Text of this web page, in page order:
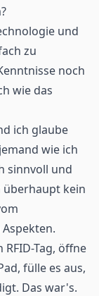
und
zu
noch
wie das
ich glaube
wie ich
sinnvoll und
überhaupt kein
RFID-Tag, öffne
fülle es aus,
Das war's.